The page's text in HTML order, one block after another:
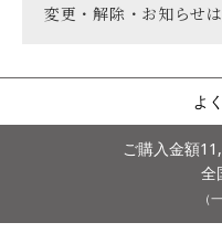
変更・解除・お知らせは
よ
ご購入金額
全
（